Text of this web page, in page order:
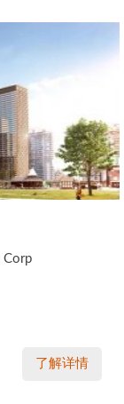
Corp
了解详情